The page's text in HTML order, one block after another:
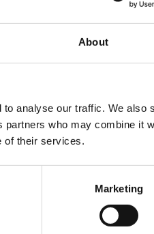
About
analyse our traffic. We also
partners who may combine it
of their services.
Marketing
material – produktionsfel på
material – produktionsfel på
producerad från Söve. T.ex. HPL
gäller:
material – produktionsfel på delar
material – produktionsfel på